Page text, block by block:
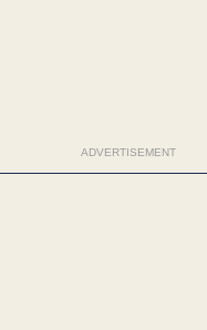
ADVERTISEMENT